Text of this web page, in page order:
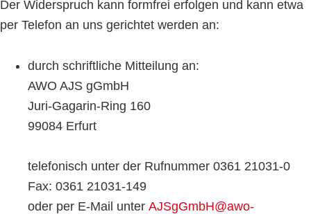
Der Widerspruch kann formfrei erfolgen und kann etwa
per Telefon an uns gerichtet werden an:
durch schriftliche Mitteilung an:
AWO AJS gGmbH
Juri-Gagarin-Ring 160
99084 Erfurt
telefonisch unter der Rufnummer 0361 21031-0
Fax: 0361 21031-149
oder per E-Mail unter AJSgGmbH@awo-